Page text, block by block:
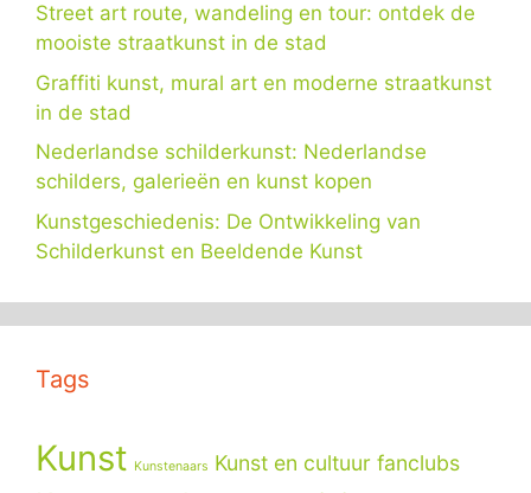
Street art route, wandeling en tour: ontdek de
mooiste straatkunst in de stad
Graffiti kunst, mural art en moderne straatkunst
in de stad
Nederlandse schilderkunst: Nederlandse
schilders, galerieën en kunst kopen
Kunstgeschiedenis: De Ontwikkeling van
Schilderkunst en Beeldende Kunst
Tags
Kunst Kunstenaars Kunst en cultuur fanclubs